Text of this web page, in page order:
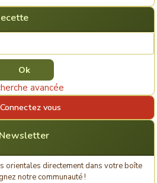
avancée
Connectez vous
orientales directement dans votre boîte
notre communauté !